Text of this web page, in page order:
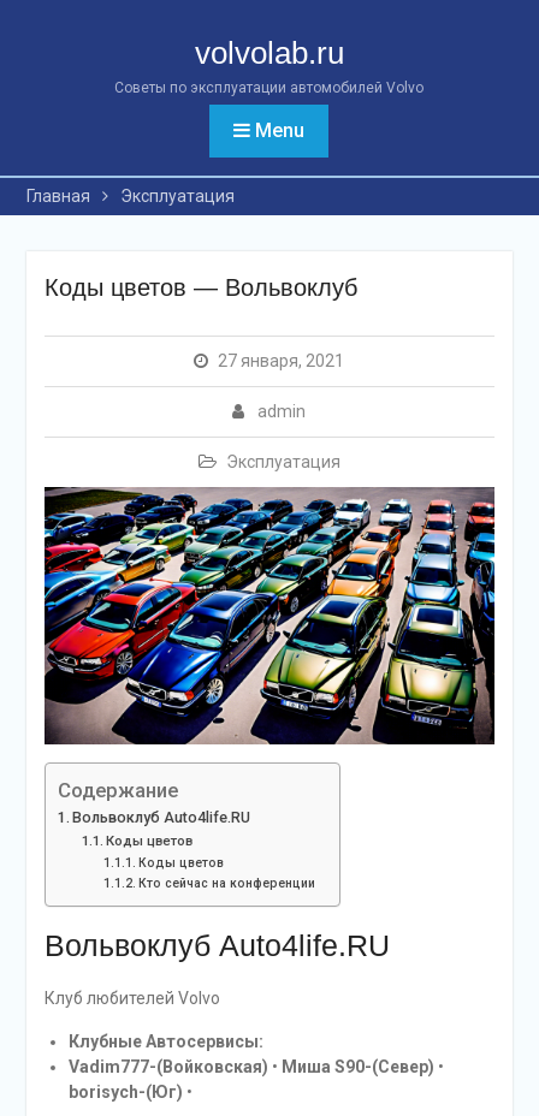
volvolab.ru
Советы по эксплуатации автомобилей Volvo
Menu
Главная Эксплуатация
Коды цветов — Вольвоклуб
27 января, 2021
admin
Эксплуатация
Содержание
Вольвоклуб Auto4life.RU
Коды цветов
Коды цветов
Кто сейчас на конференции
Вольвоклуб Auto4life.RU
Клуб любителей Volvo
Клубные Автосервисы:
Vadim777-(Войковская) • Миша S90-(Север) •
borisych-(Юг) •